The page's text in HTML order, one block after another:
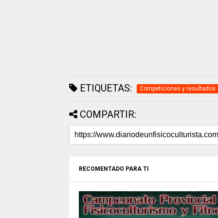
ETIQUETAS: Competiciones y resultados
COMPARTIR:
RECOMENTADO PARA TI